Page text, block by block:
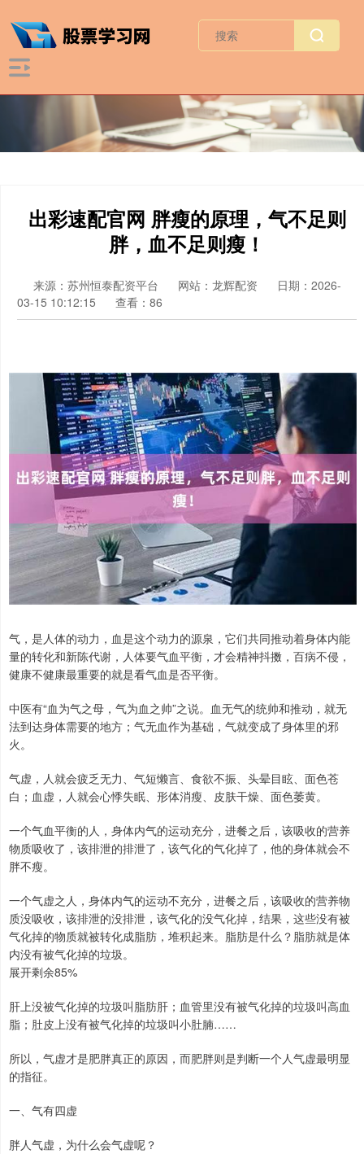
出彩速配官网 胖瘦的原理，气不足则
胖，血不足则瘦！
来源：苏州恒泰配资平台 网站：龙辉配资
日期：2026-
03-15 10:12:15
查看：86
气，是人体的动力，血是这个动力的源泉，它们共同推动着身体内能
量的转化和新陈代谢，人体要气血平衡，才会精神抖擞，百病不侵，
健康不健康最重要的就是看气血是否平衡。
中医有“血为气之母，气为血之帅”之说。血无气的统帅和推动，就无
法到达身体需要的地方；气无血作为基础，气就变成了身体里的邪
火。
气虚，人就会疲乏无力、气短懒言、食欲不振、头晕目眩、面色苍
白；血虚，人就会心悸失眠、形体消瘦、皮肤干燥、面色萎黄。
一个气血平衡的人，身体内气的运动充分，进餐之后，该吸收的营养
物质吸收了，该排泄的排泄了，该气化的气化掉了，他的身体就会不
胖不瘦。
一个气虚之人，身体内气的运动不充分，进餐之后，该吸收的营养物
质没吸收，该排泄的没排泄，该气化的没气化掉，结果，这些没有被
气化掉的物质就被转化成脂肪，堆积起来。脂肪是什么？脂肪就是体
内没有被气化掉的垃圾。
展开剩余85%
肝上没被气化掉的垃圾叫脂肪肝；血管里没有被气化掉的垃圾叫高血
脂；肚皮上没有被气化掉的垃圾叫小肚腩……
所以，气虚才是肥胖真正的原因，而肥胖则是判断一个人气虚最明显
的指征。
一、气有四虚
胖人气虚，为什么会气虚呢？